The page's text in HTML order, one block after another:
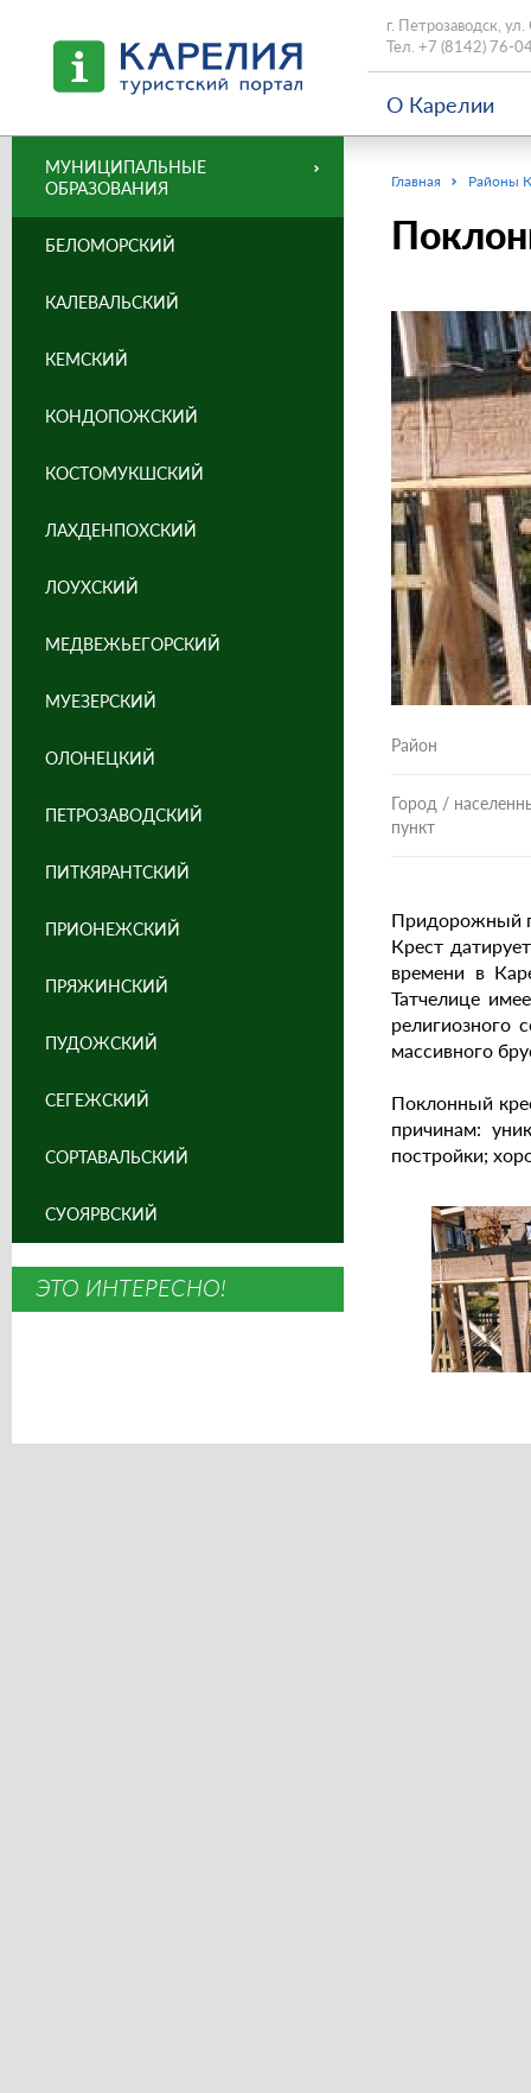
г. Петрозаводск,
Тел. +7 (8142) 76-
О Карелии
Главная Районы
Район
Город /
пункт
Придорожный
Крест
времени в
Татчелице
религиозного
массивного
Поклонный
причинам:
постройки;
МУНИЦИПАЛЬНЫЕ
ОБРАЗОВАНИЯ
БЕЛОМОРСКИЙ
КАЛЕВАЛЬСКИЙ
КЕМСКИЙ
КОНДОПОЖСКИЙ
КОСТОМУКШСКИЙ
ЛАХДЕНПОХСКИЙ
ЛОУХСКИЙ
МЕДВЕЖЬЕГОРСКИЙ
МУЕЗЕРСКИЙ
ОЛОНЕЦКИЙ
ПЕТРОЗАВОДСКИЙ
ПИТКЯРАНТСКИЙ
ПРИОНЕЖСКИЙ
ПРЯЖИНСКИЙ
ПУДОЖСКИЙ
СЕГЕЖСКИЙ
СОРТАВАЛЬСКИЙ
СУОЯРВСКИЙ
ЭТО ИНТЕРЕСНО!